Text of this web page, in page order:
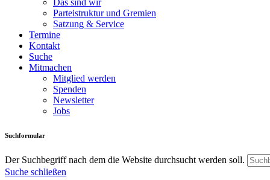
Das sind wir
Parteistruktur und Gremien
Satzung & Service
Termine
Kontakt
Suche
Mitmachen
Mitglied werden
Spenden
Newsletter
Jobs
Suchformular
Der Suchbegriff nach dem die Website durchsucht werden soll.
Suche schließen